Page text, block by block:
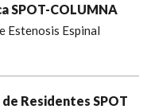
SPOT-COLUMNA
Estenosis Espinal
Residentes SPOT